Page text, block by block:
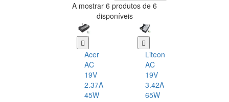
A mostrar 6 produtos de 6
disponíveis
Acer
AC
19V
2.37A
45W
Liteon
AC
19V
3.42A
65W